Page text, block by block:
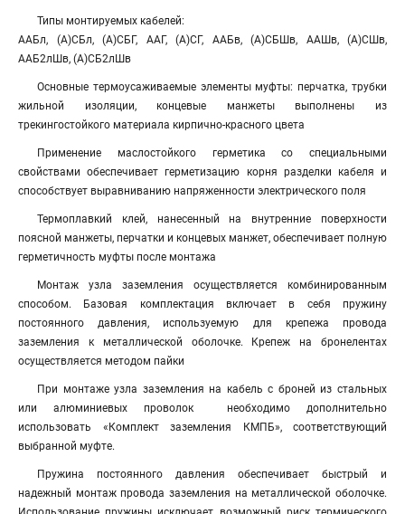
Типы монтируемых кабелей:
ААБл, (А)СБл, (А)СБГ, ААГ, (А)СГ, ААБв, (А)СБШв, ААШв, (А)СШв,
ААБ2лШв, (А)СБ2лШв
Основные термоусаживаемые элементы муфты: перчатка, трубки
жильной изоляции, концевые манжеты выполнены из
трекингостойкого материала кирпично-красного цвета
Применение маслостойкого герметика со специальными
свойствами обеспечивает герметизацию корня разделки кабеля и
способствует выравниванию напряженности электрического поля
Термоплавкий клей, нанесенный на внутренние поверхности
поясной манжеты, перчатки и концевых манжет, обеспечивает полную
герметичность муфты после монтажа
Монтаж узла заземления осуществляется комбинированным
способом. Базовая комплектация включает в себя пружину
постоянного давления, используемую для крепежа провода
заземления к металлической оболочке. Крепеж на бронелентах
осуществляется методом пайки
При монтаже узла заземления на кабель с броней из стальных
или алюминиевых проволок необходимо дополнительно
использовать «Комплект заземления КМПБ», соответствующий
выбранной муфте.
Пружина постоянного давления обеспечивает быстрый и
надежный монтаж провода заземления на металлической оболочке.